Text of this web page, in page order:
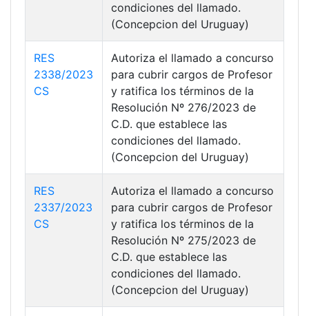
condiciones del llamado.
(Concepcion del Uruguay)
RES
2338/2023
CS
Autoriza el llamado a concurso
para cubrir cargos de Profesor
y ratifica los términos de la
Resolución Nº 276/2023 de
C.D. que establece las
condiciones del llamado.
(Concepcion del Uruguay)
RES
2337/2023
CS
Autoriza el llamado a concurso
para cubrir cargos de Profesor
y ratifica los términos de la
Resolución Nº 275/2023 de
C.D. que establece las
condiciones del llamado.
(Concepcion del Uruguay)